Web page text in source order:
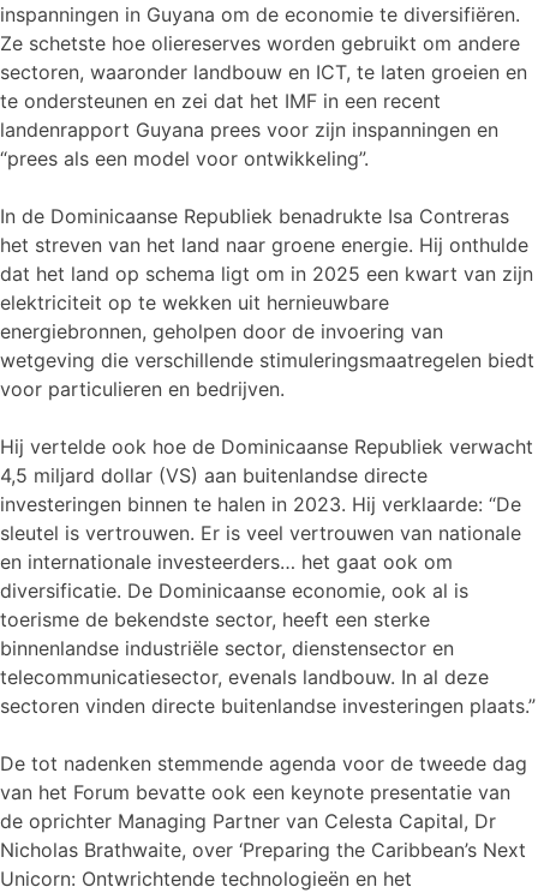
inspanningen in Guyana om de economie te diversifiëren.
Ze schetste hoe oliereserves worden gebruikt om andere
sectoren, waaronder landbouw en ICT, te laten groeien en
te ondersteunen en zei dat het IMF in een recent
landenrapport Guyana prees voor zijn inspanningen en
“prees als een model voor ontwikkeling”.
In de Dominicaanse Republiek benadrukte Isa Contreras
het streven van het land naar groene energie. Hij onthulde
dat het land op schema ligt om in 2025 een kwart van zijn
elektriciteit op te wekken uit hernieuwbare
energiebronnen, geholpen door de invoering van
wetgeving die verschillende stimuleringsmaatregelen biedt
voor particulieren en bedrijven.
Hij vertelde ook hoe de Dominicaanse Republiek verwacht
4,5 miljard dollar (VS) aan buitenlandse directe
investeringen binnen te halen in 2023. Hij verklaarde: “De
sleutel is vertrouwen. Er is veel vertrouwen van nationale
en internationale investeerders… het gaat ook om
diversificatie. De Dominicaanse economie, ook al is
toerisme de bekendste sector, heeft een sterke
binnenlandse industriële sector, dienstensector en
telecommunicatiesector, evenals landbouw. In al deze
sectoren vinden directe buitenlandse investeringen plaats.”
De tot nadenken stemmende agenda voor de tweede dag
van het Forum bevatte ook een keynote presentatie van
de oprichter Managing Partner van Celesta Capital, Dr
Nicholas Brathwaite, over ‘Preparing the Caribbean’s Next
Unicorn: Ontwrichtende technologieën en het